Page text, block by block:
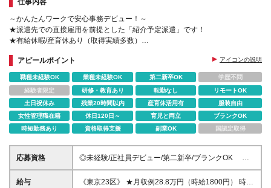
仕事内容
～かんたんワークで安心事務デビュー！～
★派遣先での直接雇用を前提とした「紹介予定派遣」です！
★有給休暇/産育休あり（取得実績多数）
アピールポイント
アイコンの説明
職種未経験OK 業種未経験OK 第二新卒OK
学歴不問
経験者限定
研修・教育あり 転勤なし
リモートOK
土日祝休み
残業20時間以内 産育休活用有
服装自由
女性管理職在籍
休日120日～ 育児と両立
ブランクOK
時短勤務あり
資格取得支援 副業OK 国認定取得
応募資格
◎未経験/正社員デビュー/第二新卒/ブランクOK ◎
高卒以上 ※紹介予定派遣について：就業先決定後、平
均3か月・最長6か月派遣社員として勤務した後、派遣
給与
《東京23区》 ★月収例28.8万円（時給1800円） 時給